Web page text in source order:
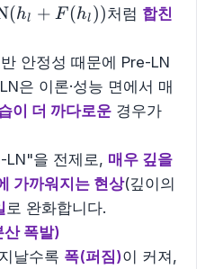
(hl + F (hl ))처럼 합친
안정성 때문에 Pre-LN
은 이론·성능 면에서 매
이 더 까다로운 경우가
LN"을 전제로, 매우 깊을
가까워지는 현상(깊이의
로 완화합니다.
폭발)
날수록 폭(퍼짐)이 커져,